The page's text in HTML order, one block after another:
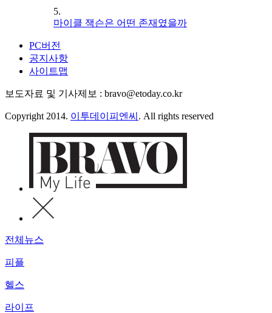
5.
마이클 잭슨은 어떤 존재였을까
PC버전
공지사항
사이트맵
보도자료 및 기사제보 : bravo@etoday.co.kr
Copyright 2014. 이투데이피엔씨 . All rights reserved
전체뉴스
피플
헬스
라이프